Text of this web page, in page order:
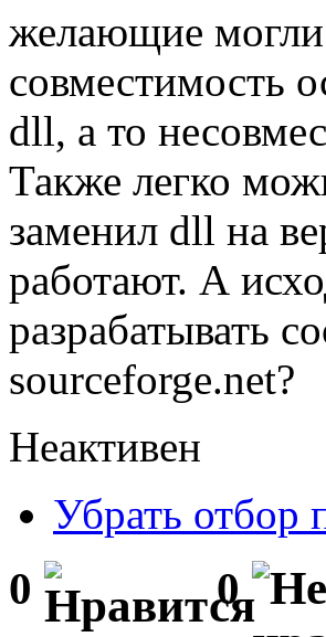
желающие могли
совместимость
dll, а то
Также легко
заменил dll на
работают. А
разрабатывать
sourceforge.net?
Неактивен
Убрать отбор
0 0